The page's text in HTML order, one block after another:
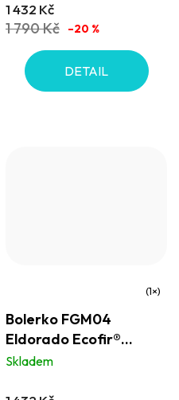
1 432 Kč
1 790 Kč –20 %
DETAIL
hodnocení
produktu
je
Bolerko FGM04
Eldorado Ecofir®
růžové
Skladem